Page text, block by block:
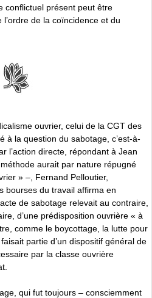
conflictuel présent peut être
de la coïncidence et du
ouvrier, celui de la CGT des
à la question du sabotage, c’est-à-
l’action directe, répondant à Jean
aurait par nature répugné
» –, Fernand Pelloutier,
bourses du travail affirma en
de sabotage relevait au contraire,
d’une prédisposition ouvrière « à
comme le boycottage, la lutte pour
partie d’un dispositif général de
par la classe ouvrière
qui fut toujours – consciemment